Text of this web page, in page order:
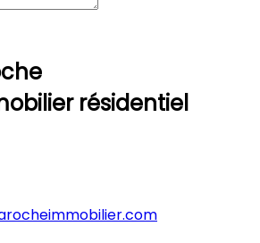
résidentiel